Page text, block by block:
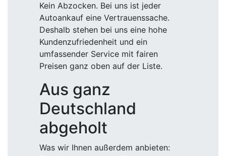
Kein Abzocken. Bei uns ist jeder
Autoankauf eine Vertrauenssache.
Deshalb stehen bei uns eine hohe
Kundenzufriedenheit und ein
umfassender Service mit fairen
Preisen ganz oben auf der Liste.
Aus ganz
Deutschland
abgeholt
Was wir Ihnen außerdem anbieten: